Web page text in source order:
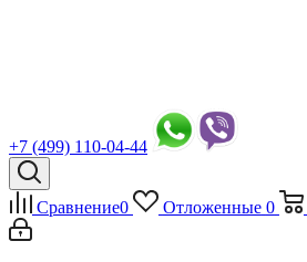
+7 (499) 110-04-44
Сравнение0 Отложенные 0